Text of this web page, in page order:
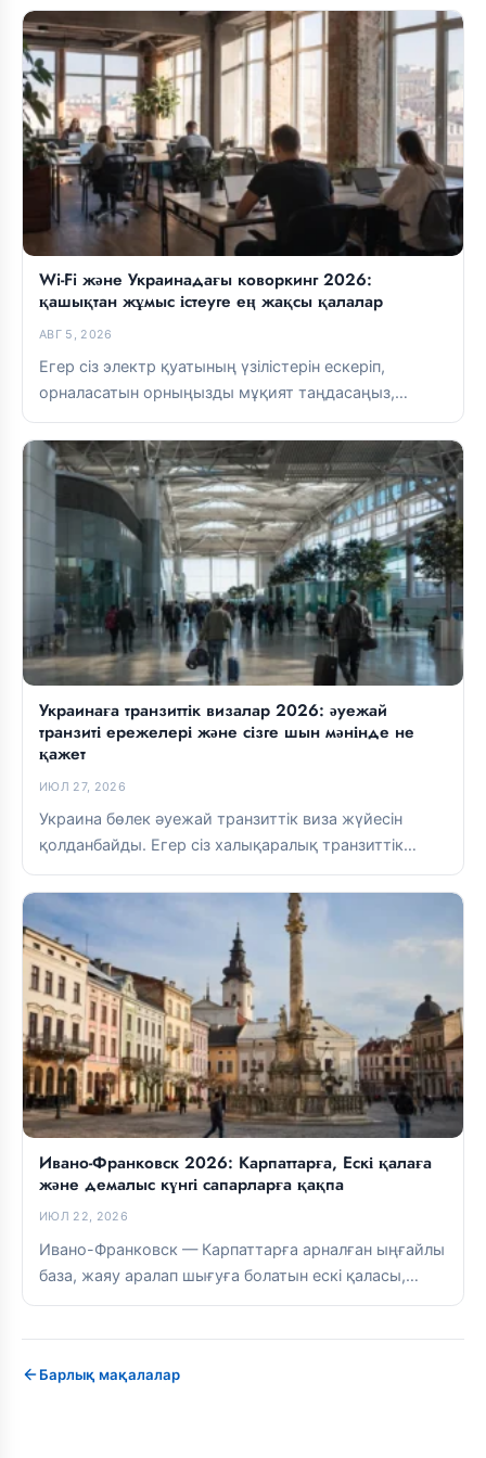
Wi-Fi және Украинадағы коворкинг 2026:
қашықтан жұмыс істеуге ең жақсы қалалар
АВГ 5, 2026
Егер сіз электр қуатының үзілістерін ескеріп,
орналасатын орныңызды мұқият таңдасаңыз,
Украинада қашықтан жұмыс істей аласыз. Lviv пен
Kyiv-та...
Украинаға транзиттік визалар 2026: әуежай
транзиті ережелері және сізге шын мәнінде не
қажет
ИЮЛ 27, 2026
Украина бөлек әуежай транзиттік виза жүйесін
қолданбайды. Егер сіз халықаралық транзиттік
аймақта болсаңыз, әдетте виза қажет емес. Егер...
Ивано-Франковск 2026: Карпаттарға, Ескі қалаға
және демалыс күнгі сапарларға қақпа
ИЮЛ 22, 2026
Ивано-Франковск — Карпаттарға арналған ыңғайлы
база, жаяу аралап шығуға болатын ескі қаласы,
жақсы асханасы және таулы бағыттарға тікелей...
Барлық мақалалар